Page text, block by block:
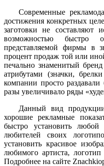
Современные
достижения конкретных
заготовки не составляют
возможностью быстро
представляемой фирмы в
процент продаж той или
печально знаменитый
атрибутами (значки,
компании просто
разы увеличивало ряды
Данный вид
хорошие рекламные
быстро установить
любителей своих
установить красивое
любимого артиста,
Подробнее на сайте